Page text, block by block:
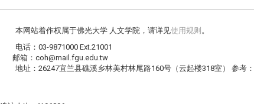
本网站着作权属于佛光大学 人文学院，请详见使用规则 。
电话：03-9871000 Ext.21001
邮箱：coh@mail.fgu.edu.tw
地址：26247宜兰县礁溪乡林美村林尾路160号（云起楼318室） 参考：